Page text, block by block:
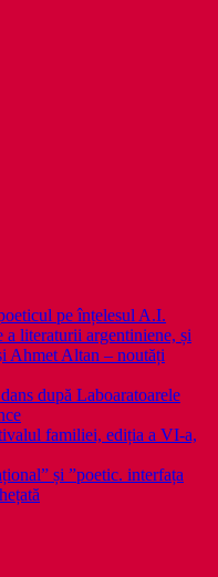
pe înțelesul A.I.
literaturii argentiniene, și
Ahmet Altan – noutăți
după Laboaratoarele
familiei, ediția a VI-a,
și ”poetic. interfața